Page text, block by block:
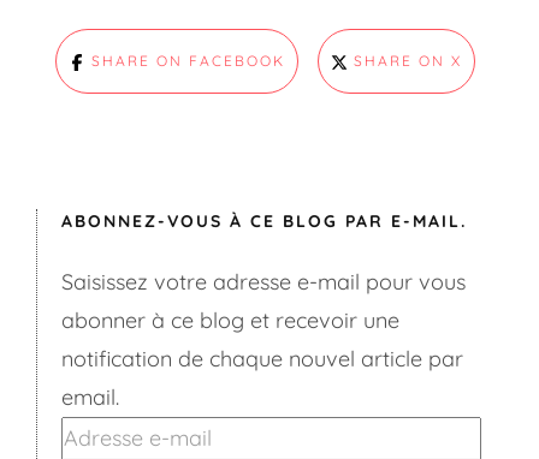
SHARE ON FACEBOOK SHARE ON X
ABONNEZ-VOUS À CE BLOG PAR E-MAIL.
Saisissez votre adresse e-mail pour vous
abonner à ce blog et recevoir une
notification de chaque nouvel article par
email.
Adresse